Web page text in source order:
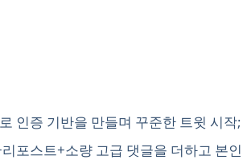
인증 기반을 만들며 꾸준한 트윗 시작;
포스트+소량 고급 댓글을 더하고 본